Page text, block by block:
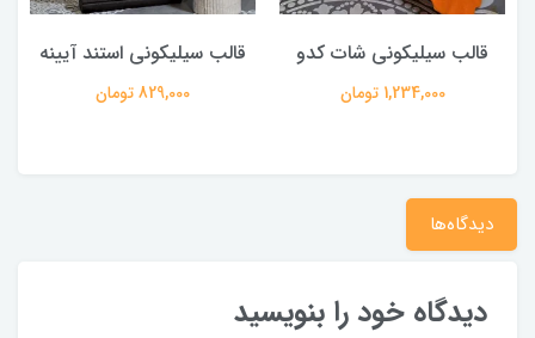
قالب سیلیکونی شات کدو
1,234,000 تومان
قالب سیلیکونی استند آیینه
829,000 تومان
دیدگاه‌ها
دیدگاه خود را بنویسید